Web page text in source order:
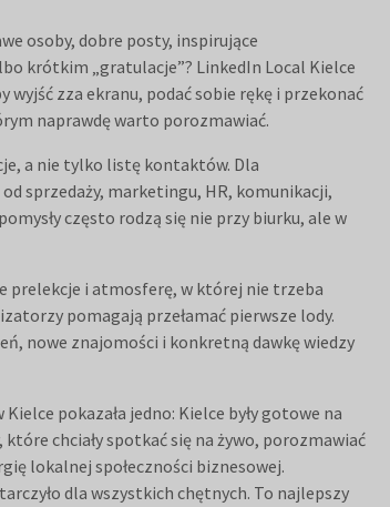
osoby, dobre posty, inspirujące
krótkim „gratulacje”? LinkedIn Local Kielce
wyjść zza ekranu, podać sobie rękę i przekonać
naprawdę warto porozmawiać.
a nie tylko listę kontaktów. Dla
sprzedaży, marketingu, HR, komunikacji,
często rodzą się nie przy biurku, ale w
prelekcje i atmosferę, w której nie trzeba
pomagają przełamać pierwsze lody.
nowe znajomości i konkretną dawkę wiedzy
pokazała jedno: Kielce były gotowe na
chciały spotkać się na żywo, porozmawiać
lokalnej społeczności biznesowej.
dla wszystkich chętnych. To najlepszy